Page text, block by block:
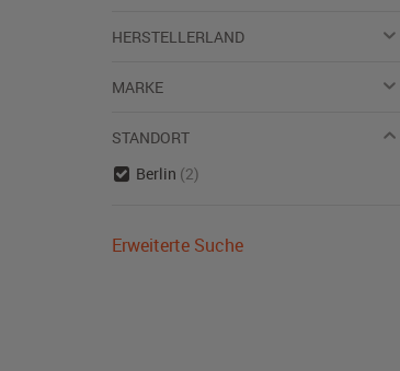
HERSTELLERLAND
MARKE
STANDORT
Berlin (2)
Erweiterte Suche